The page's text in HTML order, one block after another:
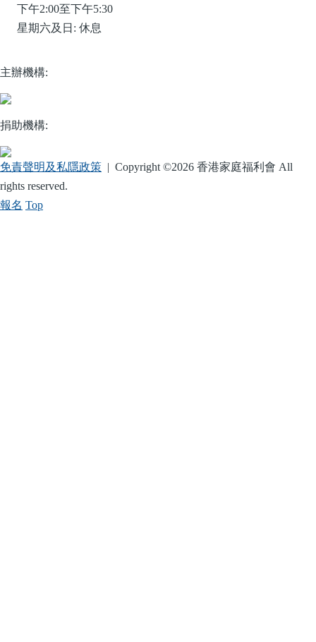
下午2:00至下午5:30
星期六及日: 休息
主辦機構:
捐助機構:
免責聲明及私隱政策 | Copyright ©2026 香港家庭福利會 All
rights reserved.
報名 Top